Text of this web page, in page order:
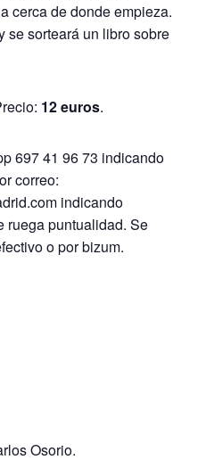
cerca de donde empieza.
se sorteará un libro sobre
12 euros.
697 41 96 73 indicando
correo:
indicando
ruega puntualidad. Se
o por bizum.
Osorio.